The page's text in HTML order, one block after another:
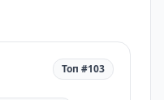
Топ #103